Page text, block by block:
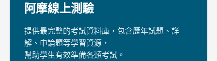
阿摩線上測驗
提供最完整的考試資料庫，包含歷年試題、詳
解、申論題等學習資源，
幫助學生有效準備各類考試。